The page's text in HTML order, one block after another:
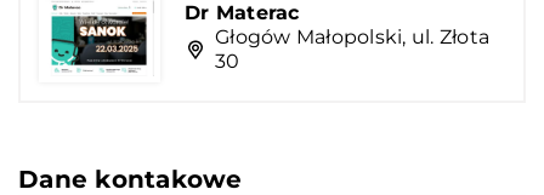
Dr Materac
Głogów Małopolski, ul. Złota
30
Dane kontakowe